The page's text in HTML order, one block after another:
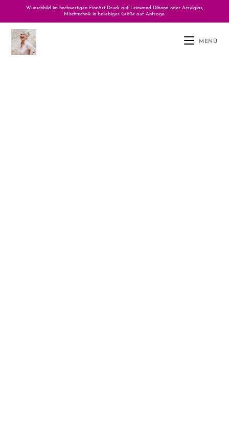
Wunschbild im hochwertigen FineArt Druck auf Leinwand Dibond oder Acrylglas,
Mischtechnik in beliebiger Größe auf Anfrage.
MENÜ